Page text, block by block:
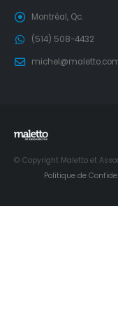
Montréal, Qc.
(514) 508-4432
© Copyright Maletto et
Politique de